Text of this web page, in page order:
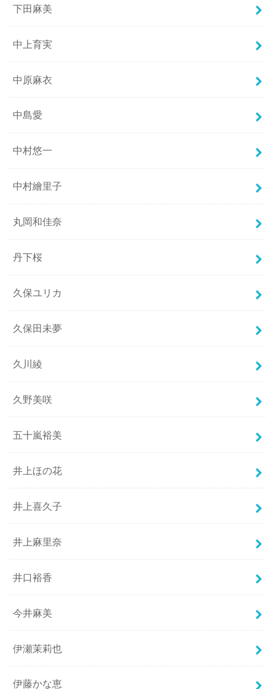
下田麻美
中上育実
中原麻衣
中島愛
中村悠一
中村繪里子
丸岡和佳奈
丹下桜
久保ユリカ
久保田未夢
久川綾
久野美咲
五十嵐裕美
井上ほの花
井上喜久子
井上麻里奈
井口裕香
今井麻美
伊瀬茉莉也
伊藤かな恵